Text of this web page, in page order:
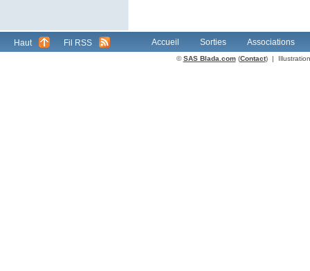
Haut Fil RSS Accueil Sorties Associations
©SAS Blada.com(Contact) |